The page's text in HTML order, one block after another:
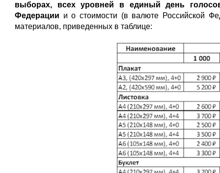
выборах, всех уровней в единый день
Федерации и о стоимости (в валюте Российской
материалов, приведенных в таблице: